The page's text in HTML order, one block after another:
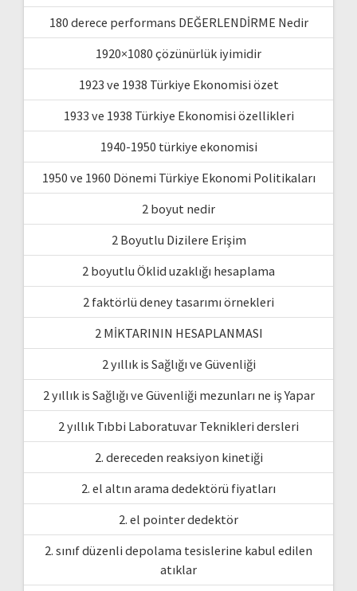
180 derece performans DEĞERLENDİRME Nedir
1920×1080 çözünürlük iyimidir
1923 ve 1938 Türkiye Ekonomisi özet
1933 ve 1938 Türkiye Ekonomisi özellikleri
1940-1950 türkiye ekonomisi
1950 ve 1960 Dönemi Türkiye Ekonomi Politikaları
2 boyut nedir
2 Boyutlu Dizilere Erişim
2 boyutlu Öklid uzaklığı hesaplama
2 faktörlü deney tasarımı örnekleri
2 MİKTARININ HESAPLANMASI
2 yıllık is Sağlığı ve Güvenliği
2 yıllık is Sağlığı ve Güvenliği mezunları ne iş Yapar
2 yıllık Tıbbi Laboratuvar Teknikleri dersleri
2. dereceden reaksiyon kinetiği
2. el altın arama dedektörü fiyatları
2. el pointer dedektör
2. sınıf düzenli depolama tesislerine kabul edilen
atıklar